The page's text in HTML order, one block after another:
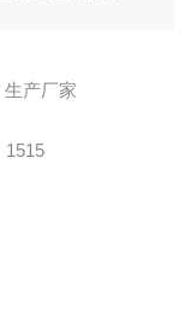
生产厂家
1515